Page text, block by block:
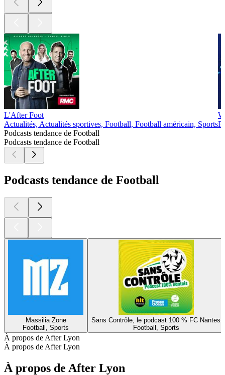
L'After Foot
Actualités, Actualités sportives, Football, Football américain, Sports
Podcasts tendance de Football
Podcasts tendance de Football
Podcasts tendance de Football
Massilia Zone
Football, Sports
Sans Contrôle, le podcast 100 % FC Nantes
Football, Sports
À propos de After Lyon
À propos de After Lyon
À propos de After Lyon